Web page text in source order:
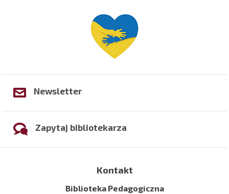
Newsletter
Zapytaj bibliotekarza
Kontakt
Biblioteka Pedagogiczna